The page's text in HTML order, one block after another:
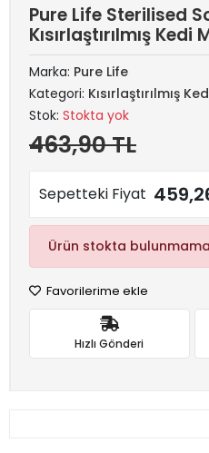
Pure Life Sterilised
Kısırlaştırılmış Kedi
Marka: Pure Life
Kategori: Kısırlaştırılmış
Stok: Stokta yok
463,90 TL
Sepetteki Fiyat
Ürün stokta
Favorilerime ekle
Hızlı Gönderi